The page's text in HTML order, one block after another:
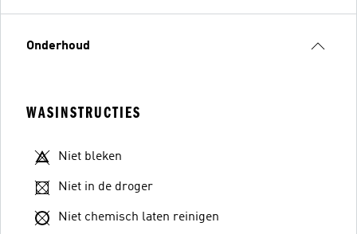
Onderhoud
WASINSTRUCTIES
Niet bleken
Niet in de droger
Niet chemisch laten reinigen